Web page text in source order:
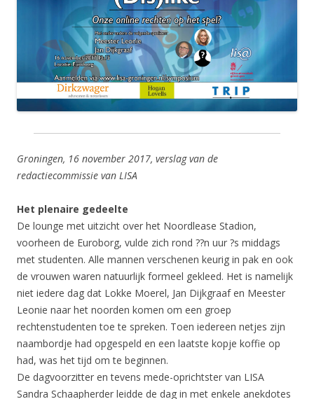
Groningen, 16 november 2017, verslag van de
redactiecommissie van LISA
Het plenaire gedeelte
De lounge met uitzicht over het Noordlease Stadion,
voorheen de Euroborg, vulde zich rond ??n uur ?s middags
met studenten. Alle mannen verschenen keurig in pak en ook
de vrouwen waren natuurlijk formeel gekleed. Het is namelijk
niet iedere dag dat Lokke Moerel, Jan Dijkgraaf en Meester
Leonie naar het noorden komen om een groep
rechtenstudenten toe te spreken. Toen iedereen netjes zijn
naambordje had opgespeld en een laatste kopje koffie op
had, was het tijd om te beginnen.
De dagvoorzitter en tevens mede-oprichtster van LISA
Sandra Schaapherder leidde de dag in met enkele anekdotes